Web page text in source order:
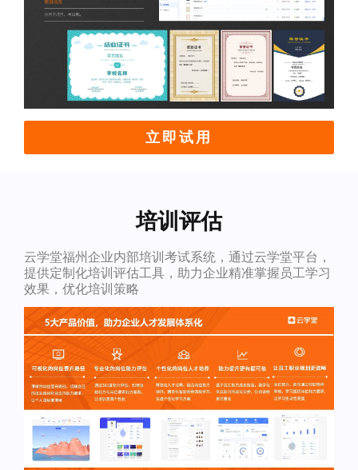
立即试用
培训评估
云学堂福州企业内部培训考试系统，通过云学堂平台，
提供定制化培训评估工具，助力企业精准掌握员工学习
效果，优化培训策略